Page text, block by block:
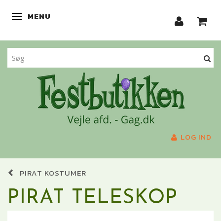
SKIFTE NAVIGATION
MENU
LOG IND
PIRAT KOSTUMER
PIRAT TELESKOP